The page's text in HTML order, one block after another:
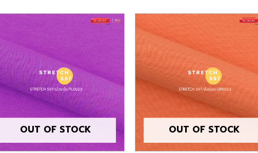
OUT OF STOCK OUT OF STOCK